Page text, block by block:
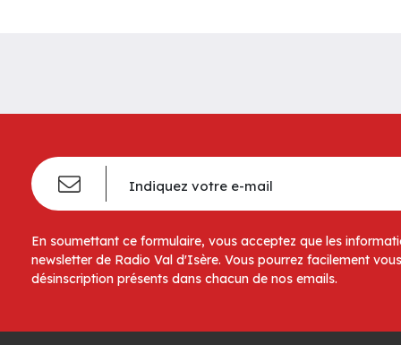
En soumettant ce formulaire, vous acceptez que les
newsletter de Radio Val d'Isère. Vous pourrez facilement
désinscription présents dans chacun de nos emails.